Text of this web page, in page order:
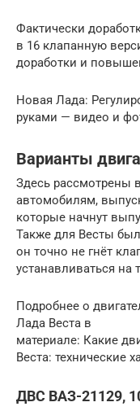
Фактически
в 16 клапанную
доработки и
Новая Лада:
руками — видео и
Варианты
Здесь рассмотрены
автомобилям,
которые начнут
Также для Весты
он точно не гнёт
устанавливаться на
Подробнее о
Лада Веста в
материале: Какие
Веста: технические
ДВС ВАЗ-21129,